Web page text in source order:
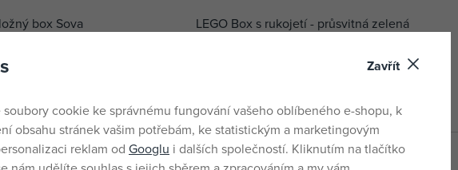
box Sova LEGO Box s rukojetí - průsvitná zelená
Zavřít
soubory cookie ke správnému fungování vašeho oblíbeného e-shopu, k
obsahu stránek vašim potřebám, ke statistickým a marketingovým
reklam od Googlu i dalších společností. Kliknutím na tlačítko